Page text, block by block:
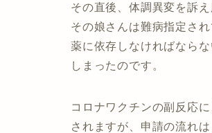
その直後、体調異変を訴
その娘さんは難病指定さ
薬に依存しなければなら
しまったのです。
コロナワクチンの副反応
されますが、申請の流れ